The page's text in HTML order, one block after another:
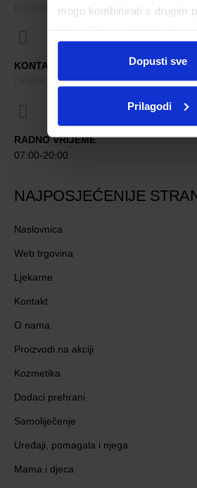
mogu kombinirati s drugim
ste upotrebljavali njihove
Dopusti sve
Prilagodi
prodaja@ljekarna-bjelovar.hr
KONTAKT TELEFONI
043/241-907,091/618-9163,091/603-
RADNO VRIJEME
07:00-20:00
NAJPOSJEĆENIJE
Naslovnica
Web trgovina
Ljekarne
Kontakt
O nama
Proizvodi na akciji
Kozmetika
Dodaci prehrani
Samoliječenje
Uređaji, pomagala i njega
Mama i djeca